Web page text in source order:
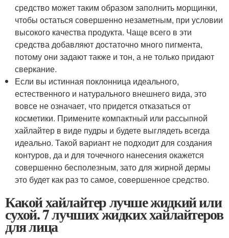
средство может таким образом заполнить морщинки,
чтобы остаться совершенно незаметным, при условии
высокого качества продукта. Чаще всего в эти
средства добавляют достаточно много пигмента,
потому они задают также и тон, а не только придают
сверкание.
Если вы истинная поклонница идеального,
естественного и натурального внешнего вида, это
вовсе не означает, что придется отказаться от
косметики. Примените компактный или рассыпной
хайлайтер в виде пудры и будете выглядеть всегда
идеально. Такой вариант не подходит для создания
контуров, да и для точечного нанесения окажется
совершенно бесполезным, зато для жирной дермы
это будет как раз то самое, совершенное средство.
Какой хайлайтер лучше жидкий или
сухой. 7 лучших жидких хайлайтеров
для лица